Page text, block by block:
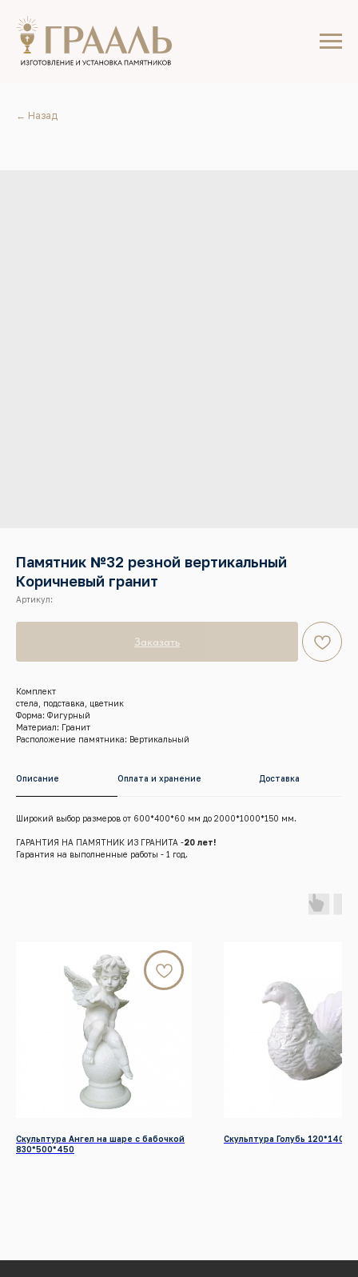
← Назад
Памятник №32 резной вертикальный
Коричневый гранит
Артикул:
Заказать
Комплект
стела, подставка, цветник
Форма: Фигурный
Материал: Гранит
Расположение памятника: Вертикальный
Описание Оплата и хранение Доставка
Широкий выбор размеров от 600*400*60 мм до 2000*1000*150 мм.
ГАРАНТИЯ НА ПАМЯТНИК ИЗ ГРАНИТА -20 лет!
Гарантия на выполненные работы - 1 год.
Скульптура Ангел на шаре с бабочкой
830*500*450
Скульптура Голубь
Памятники
Декор для памятников
г.Красноярск, Енисейский тракт, 8 к/4 (кл. Бадалык)
+7 (391) 209-55-77
graalkrsk@mail.ru
Режим работы: Пн - Вс / 09:00 - 19:00
© 2022-2026 Все права защищены
Разработка сайтов